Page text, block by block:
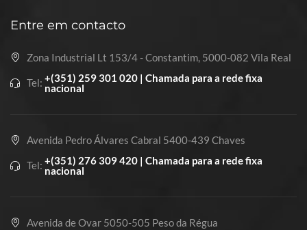
Entre em contacto
Zona Industrial Lt 153/4 - Constantim, 5000-082 Vila Real
Tel: +(351) 259 301 020 | Chamada para a rede fixa
nacional
Avenida Pedro Álvares Cabral 5400-439 Chaves
Tel: +(351) 276 309 420 | Chamada para a rede fixa
nacional
Avenida de Ovar 5050-505 Peso da Régua